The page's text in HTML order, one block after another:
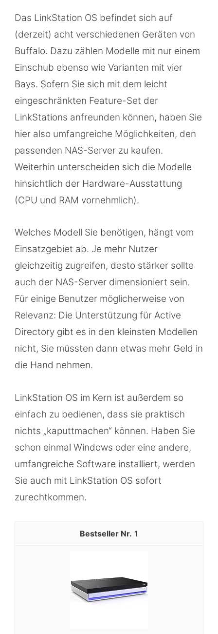
Das LinkStation OS befindet sich auf
(derzeit) acht verschiedenen Geräten von
Buffalo. Dazu zählen Modelle mit nur einem
Einschub ebenso wie Varianten mit vier
Bays. Sofern Sie sich mit dem leicht
eingeschränkten Feature-Set der
LinkStations anfreunden können, haben Sie
hier also umfangreiche Möglichkeiten, den
passenden NAS-Server zu kaufen.
Weiterhin unterscheiden sich die Modelle
hinsichtlich der Hardware-Ausstattung
(CPU und RAM vornehmlich).
Welches Modell Sie benötigen, hängt vom
Einsatzgebiet ab. Je mehr Nutzer
gleichzeitig zugreifen, desto stärker sollte
auch der NAS-Server dimensioniert sein.
Für einige Benutzer möglicherweise von
Relevanz: Die Unterstützung für Active
Directory gibt es in den kleinsten Modellen
nicht, Sie müssten dann etwas mehr Geld in
die Hand nehmen.
LinkStation OS im Kern ist außerdem so
einfach zu bedienen, dass sie praktisch
nichts „kaputtmachen“ können. Haben Sie
schon einmal Windows oder eine andere,
umfangreiche Software installiert, werden
Sie auch mit LinkStation OS sofort
zurechtkommen.
1